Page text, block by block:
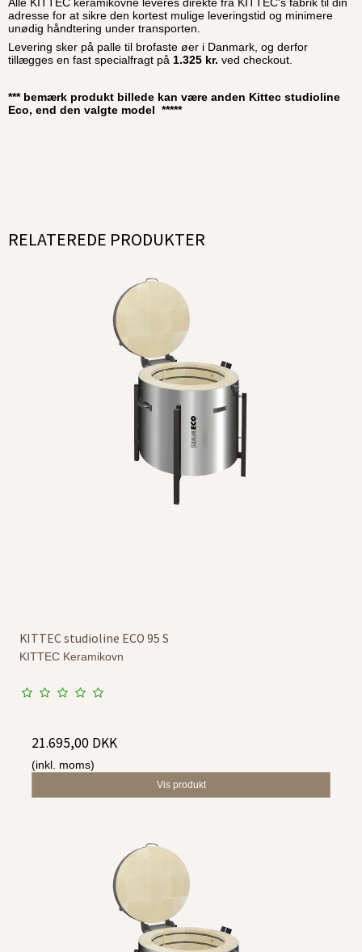
adresse for at sikre den kortest mulige leveringstid og minimere
unødig håndtering under transporten.
Levering sker på palle til brofaste øer i Danmark, og derfor
tillægges en fast specialfragt på 1.325 kr. ved checkout.
*** bemærk produkt billede kan være anden Kittec studioline
Eco, end den valgte model *****
RELATEREDE PRODUKTER
KITTEC studioline ECO 95 S
KITTEC Keramikovn
21.695,00 DKK
(inkl. moms)
Vis produkt